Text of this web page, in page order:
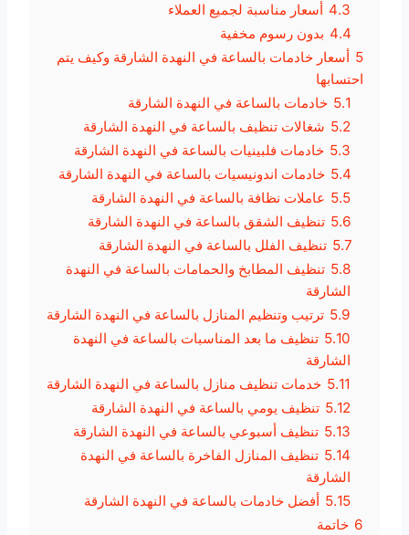
4.3 أسعار مناسبة لجميع العملاء
4.4 بدون رسوم مخفية
5 أسعار خادمات بالساعة في النهدة الشارقة وكيف يتم
احتسابها
5.1 خادمات بالساعة في النهدة الشارقة
5.2 شغالات تنظيف بالساعة في النهدة الشارقة
5.3 خادمات فلبينيات بالساعة في النهدة الشارقة
5.4 خادمات اندونيسيات بالساعة في النهدة الشارقة
5.5 عاملات نظافة بالساعة في النهدة الشارقة
5.6 تنظيف الشقق بالساعة في النهدة الشارقة
5.7 تنظيف الفلل بالساعة في النهدة الشارقة
5.8 تنظيف المطابخ والحمامات بالساعة في النهدة
الشارقة
5.9 ترتيب وتنظيم المنازل بالساعة في النهدة الشارقة
5.10 تنظيف ما بعد المناسبات بالساعة في النهدة
الشارقة
5.11 خدمات تنظيف منازل بالساعة في النهدة الشارقة
5.12 تنظيف يومي بالساعة في النهدة الشارقة
5.13 تنظيف أسبوعي بالساعة في النهدة الشارقة
5.14 تنظيف المنازل الفاخرة بالساعة في النهدة
الشارقة
5.15 أفضل خادمات بالساعة في النهدة الشارقة
6 خاتمة